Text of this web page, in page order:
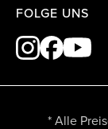
FOLGE UNS
* Alle